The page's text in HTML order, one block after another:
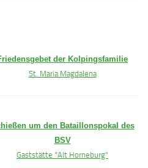
der Kolpingsfamilie
St. Maria Magdalena
um den Bataillonspokal des
BSV
Gaststätte "Alt Horneburg"